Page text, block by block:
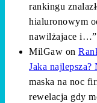
rankingu
hialuronowym
nawilżajace i…”
MilGaw on
Jaka najlepsza?
maska na noc
rewelacja gdy